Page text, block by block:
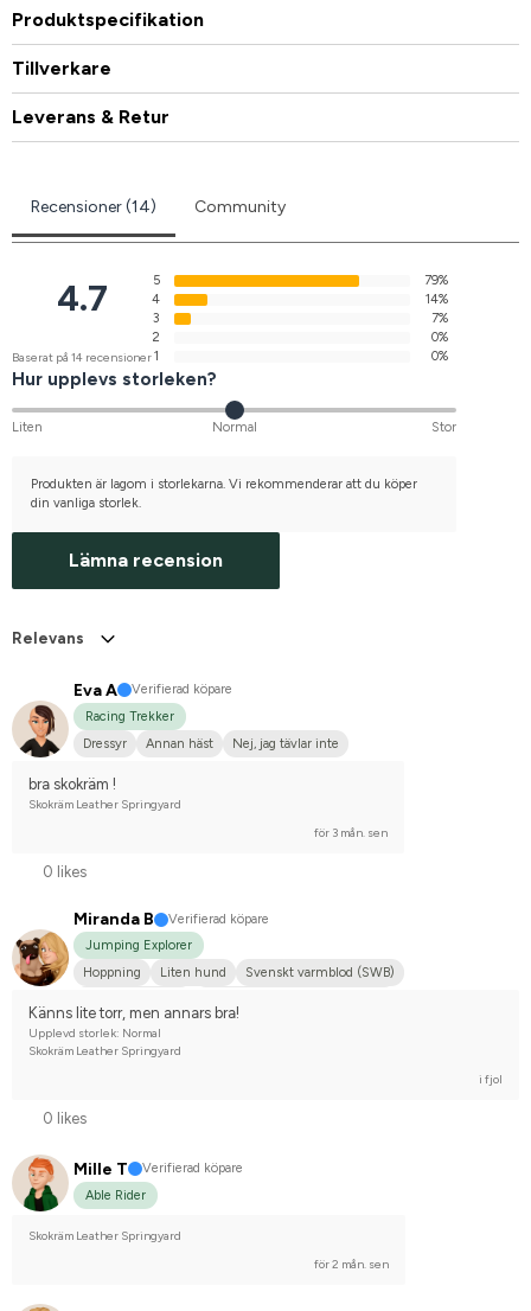
Produktspecifikation
Tillverkare
Leverans & Retur
Recensioner (14) Community
4.7
Baserat på 14 recensioner
5
79%
4
14%
3
7%
2
0%
1
0%
Hur upplevs storleken?
Liten Normal Stor
Produkten är lagom i storlekarna. Vi rekommenderar att du köper
din vanliga storlek.
Lämna recension
Relevans
Eva A
Verifierad köpare
Racing Trekker
Dressyr
Annan häst Nej, jag tävlar inte
bra skokräm !
Skokräm Leather Springyard
för 3 mån. sen
0 likes
Miranda B
Verifierad köpare
Jumping Explorer
Hoppning
Liten hund
Svenskt varmblod (SWB)
Känns lite torr, men annars bra!
Upplevd storlek: Normal
Skokräm Leather Springyard
i fjol
0 likes
Mille T
Verifierad köpare
Able Rider
Skokräm Leather Springyard
för 2 mån. sen